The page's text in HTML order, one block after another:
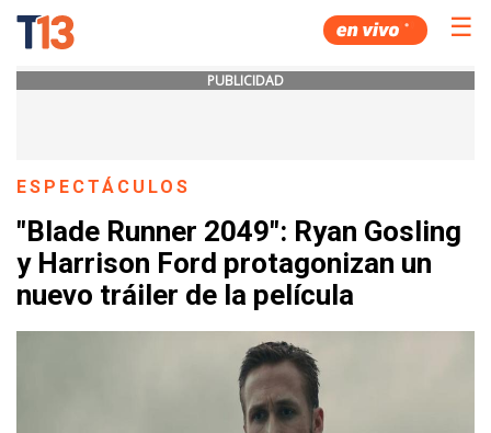
☰
PUBLICIDAD
ESPECTÁCULOS
"Blade Runner 2049": Ryan Gosling
y Harrison Ford protagonizan un
nuevo tráiler de la película